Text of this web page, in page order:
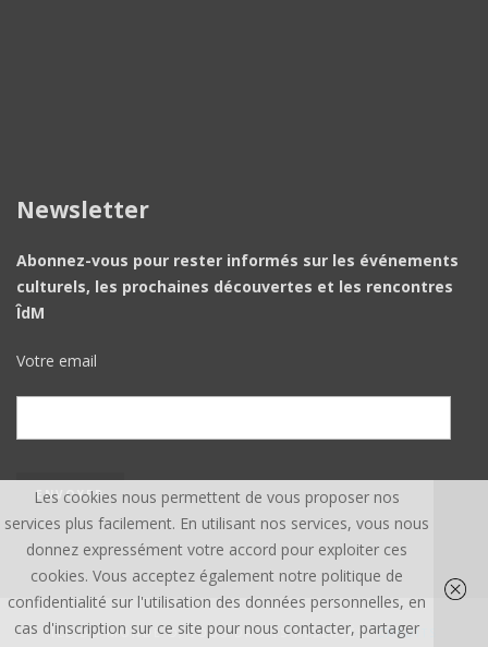
Newsletter
Abonnez-vous pour rester informés sur les événements
culturels, les prochaines découvertes et les rencontres
ÎdM
Votre email
ÎLE DU MONDE ©, TOUS DROITS RÉSERVÉS.CREDITS
Les cookies nous permettent de vous proposer nos
services plus facilement. En utilisant nos services, vous nous
donnez expressément votre accord pour exploiter ces
cookies. Vous acceptez également notre politique de
confidentialité sur l'utilisation des données personnelles, en
cas d'inscription sur ce site pour nous contacter, partager